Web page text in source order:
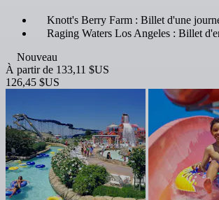
Knott's Berry Farm : Billet d'une
Raging Waters Los Angeles : Billet
Nouveau
À partir de 133,11 $US
126,45 $US